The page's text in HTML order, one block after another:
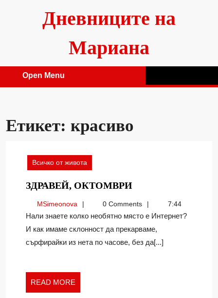
Дневниците на
Мариана
Open Menu
Етикет: красиво
Всичко от живота
ЗДРАВЕЙ, ОКТОМВРИЗДРАВЕЙ,
MSimeonovaMSimeonova0 Comments 7:44
Нали знаете колко необятно място е Интернет?
И как имаме склонност да прекарваме,
сърфирайки из нета по часове, без да[...]
READ MORE
MORE